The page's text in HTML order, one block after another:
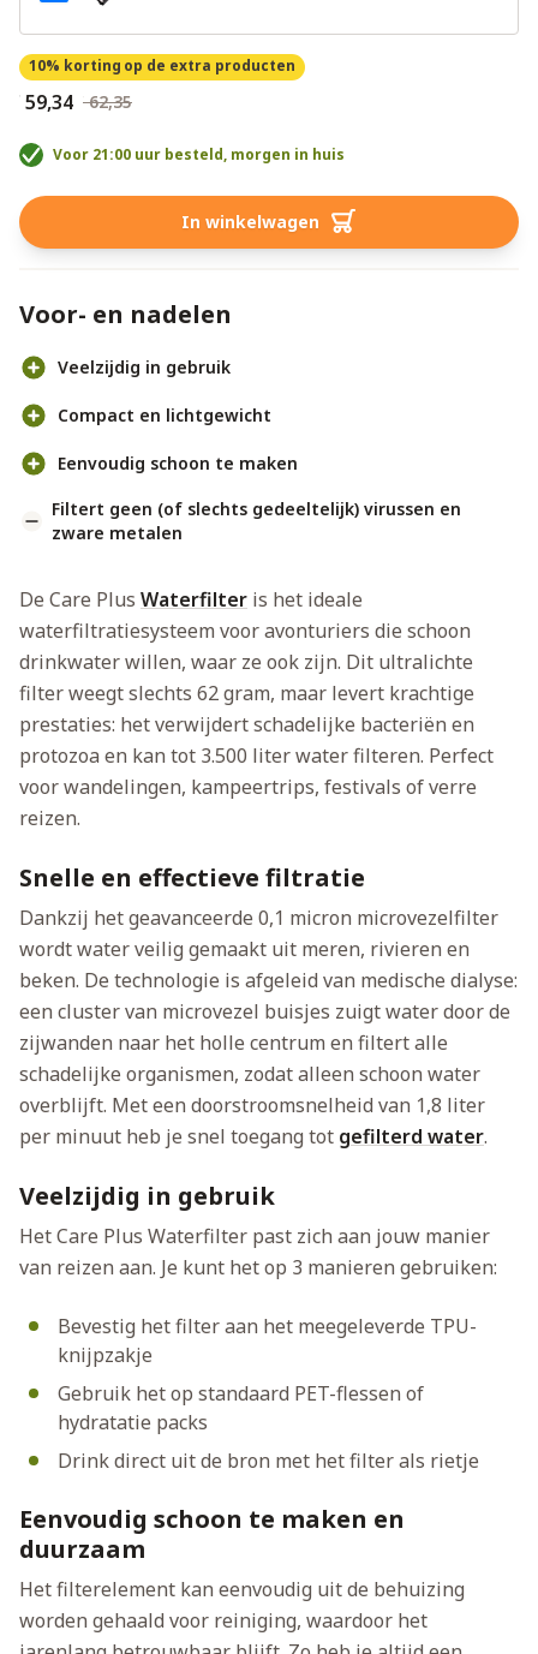
10% korting op de extra producten
€ 59,34 € 62,35
Voor 21:00 uur besteld, morgen in huis
In winkelwagen
Voor- en nadelen
Veelzijdig in gebruik
Compact en lichtgewicht
Eenvoudig schoon te maken
Filtert geen (of slechts gedeeltelijk) virussen en
zware metalen
De Care Plus Waterfilter is het ideale
waterfiltratiesysteem voor avonturiers die schoon
drinkwater willen, waar ze ook zijn. Dit ultralichte
filter weegt slechts 62 gram, maar levert krachtige
prestaties: het verwijdert schadelijke bacteriën en
protozoa en kan tot 3.500 liter water filteren. Perfect
voor wandelingen, kampeertrips, festivals of verre
reizen.
Snelle en effectieve filtratie
Dankzij het geavanceerde 0,1 micron microvezelfilter
wordt water veilig gemaakt uit meren, rivieren en
beken. De technologie is afgeleid van medische dialyse:
een cluster van microvezel buisjes zuigt water door de
zijwanden naar het holle centrum en filtert alle
schadelijke organismen, zodat alleen schoon water
overblijft. Met een doorstroomsnelheid van 1,8 liter
per minuut heb je snel toegang tot gefilterd water.
Veelzijdig in gebruik
Het Care Plus Waterfilter past zich aan jouw manier
van reizen aan. Je kunt het op 3 manieren gebruiken:
Bevestig het filter aan het meegeleverde TPU-
knijpzakje
Gebruik het op standaard PET-flessen of
hydratatie packs
Drink direct uit de bron met het filter als rietje
Eenvoudig schoon te maken en
duurzaam
Het filterelement kan eenvoudig uit de behuizing
worden gehaald voor reiniging, waardoor het